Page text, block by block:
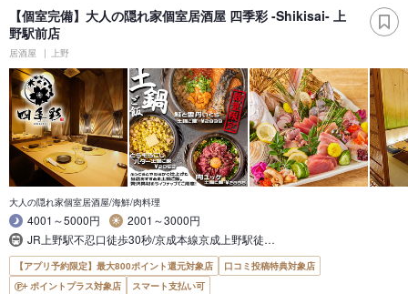
【個室完備】大人の隠れ家個室居酒屋 四季彩 -Shikisai- 上
野駅前店
居酒屋 上野
大人の隠れ家個室居酒屋/海鮮/肉料理
4001～5000円
2001～3000円
JR上野駅不忍口徒歩30秒/京成本線京成上野駅徒…
【アプリ予約限定】最大800ポイント還元対象店
口コミ投稿特典対象店
ポイントプラス対象店
スマート支払い可